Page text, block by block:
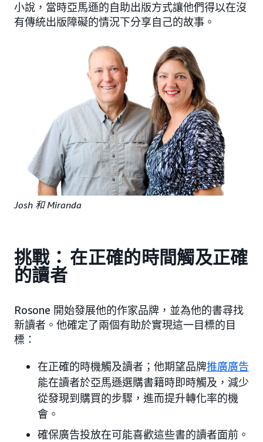
小說，當時亞馬遜的自助出版方式讓他們得以在沒
有傳統出版障礙的情況下分享自己的故事。
Josh 和 Miranda
挑戰： 在正確的時間觸及正確
的讀者
Rosone 開始發展他的作家品牌，並為他的書尋找
新讀者。他確定了兩個有助於實現這一目標的目
標：
在正確的時機觸及讀者；他期望品牌推廣廣告
能在讀者於亞馬遜選購書籍時即時觸及，減少
從發現到購買的步驟，進而提升轉化率的機
會。
確保廣告投放在可能喜歡這些書的讀者面前。